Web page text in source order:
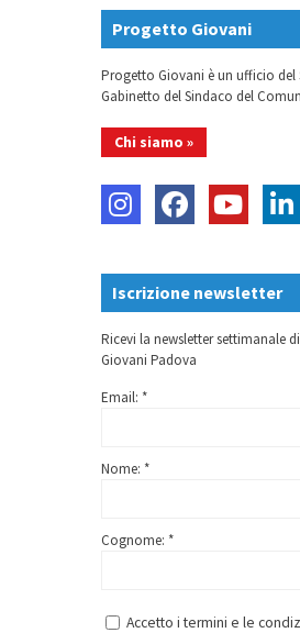
Progetto Giovani
Progetto Giovani è un ufficio del
Gabinetto del Sindaco del
Chi siamo »
Iscrizione newsletter
Ricevi la newsletter settimanale
Giovani Padova
Email: *
Nome: *
Cognome: *
Accetto i termini e le